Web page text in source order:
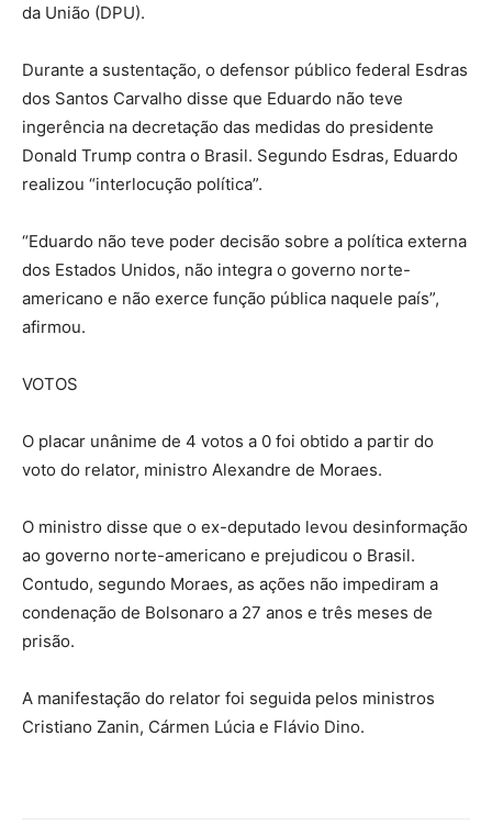
da União (DPU).
Durante a sustentação, o defensor público federal Esdras
dos Santos Carvalho disse que Eduardo não teve
ingerência na decretação das medidas do presidente
Donald Trump contra o Brasil. Segundo Esdras, Eduardo
realizou “interlocução política”.
“Eduardo não teve poder decisão sobre a política externa
dos Estados Unidos, não integra o governo norte-
americano e não exerce função pública naquele país”,
afirmou.
VOTOS
O placar unânime de 4 votos a 0 foi obtido a partir do
voto do relator, ministro Alexandre de Moraes.
O ministro disse que o ex-deputado levou desinformação
ao governo norte-americano e prejudicou o Brasil.
Contudo, segundo Moraes, as ações não impediram a
condenação de Bolsonaro a 27 anos e três meses de
prisão.
A manifestação do relator foi seguida pelos ministros
Cristiano Zanin, Cármen Lúcia e Flávio Dino.